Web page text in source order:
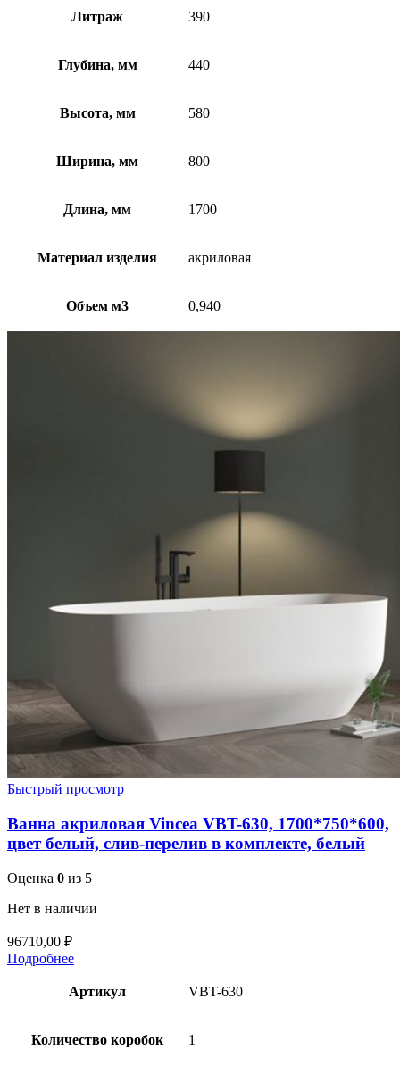
Литраж 390
Глубина, мм 440
Высота, мм 580
Ширина, мм 800
Длина, мм 1700
Материал изделия акриловая
Объем м3 0,940
Быстрый просмотр
Ванна акриловая Vincea VBT-630, 1700*750*600,
цвет белый, слив-перелив в комплекте, белый
Оценка 0 из 5
Нет в наличии
96710,00 ₽
Подробнее
Артикул VBT-630
Количество коробок 1